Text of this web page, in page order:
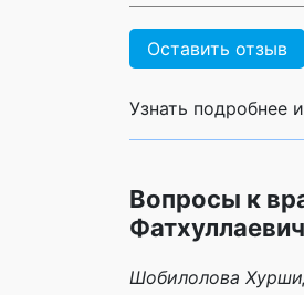
Оставить отзыв
Узнать подробнее
Вопросы к
Шобилолова